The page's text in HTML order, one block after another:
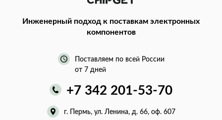
Инженерный подход к поставкам электронных
компонентов
Поставляем по всей России
от 7 дней
+7 342 201-53-70
г. Пермь, ул. Ленина, д. 66, оф. 607